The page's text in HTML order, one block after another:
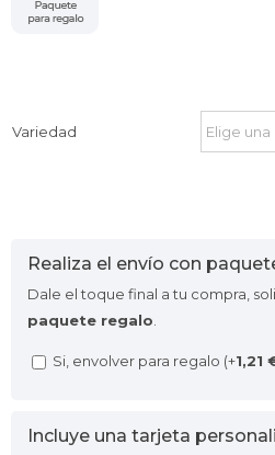
Variedad
Realiza el envío con
Dale el toque final a tu compra,
paquete regalo
Si, envolver para regalo (+1,21
Incluye una tarjeta